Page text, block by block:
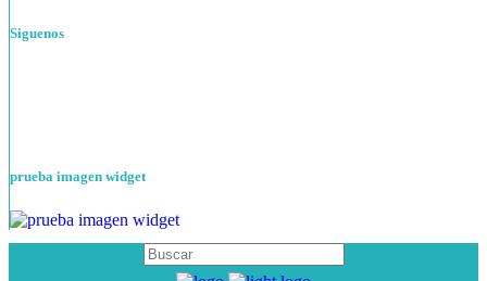
Siguenos
prueba imagen widget